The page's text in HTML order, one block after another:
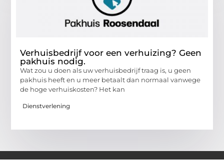
Verhuisbedrijf voor een verhuizing? Geen
pakhuis nodig.
Wat zou u doen als uw verhuisbedrijf traag is, u geen
pakhuis heeft en u meer betaalt dan normaal vanwege
de hoge verhuiskosten? Het kan
Dienstverlening